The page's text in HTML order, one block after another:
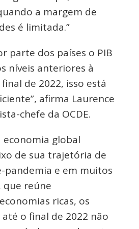
a margem de
é limitada.”
parte dos países o PIB
níveis anteriores à
de 2022, isso está
afirma Laurence
chefe da OCDE.
economia global
de sua trajetória de
pandemia e em muitos
que reúne
ricas, os
o final de 2022 não